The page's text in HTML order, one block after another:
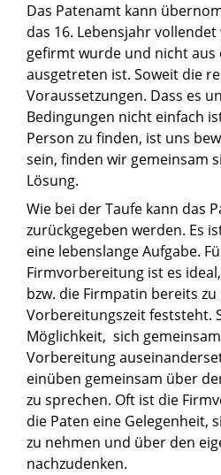
Das Patenamt kann
das 16. Lebensjahr
gefirmt wurde und nicht aus
ausgetreten ist. Soweit die
Voraussetzungen. Dass es
Bedingungen nicht einfach
Person zu finden, ist uns
sein, finden wir gemeinsam
Lösung.
Wie bei der Taufe kann das
zurückgegeben werden. Es
eine lebenslange Aufgabe.
Firmvorbereitung ist es
bzw. die Firmpatin bereits
Vorbereitungszeit feststeht.
Möglichkeit, sich
Vorbereitung
einüben gemeinsam über
zu sprechen. Oft ist die
die Paten eine Gelegenheit,
zu nehmen und über den
nachzudenken.